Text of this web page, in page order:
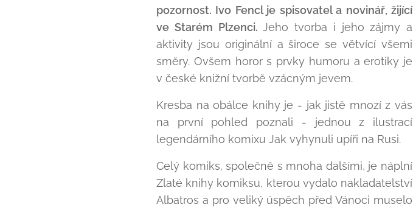
pozornost. Ivo Fencl je spisovatel a novinář, žijící
ve Starém Plzenci.Jeho tvorba i jeho zájmy a
aktivity jsou originální a široce se větvící všemi
směry. Ovšem horor s prvky humoru a erotiky je
v české knižní tvorbě vzácným jevem.
Kresba na obálce knihy je - jak jistě mnozí z vás
na první pohled poznali - jednou z ilustrací
legendárního komixu Jak vyhynuli upíři na Rusi.
Celý komiks, společně s mnoha dalšími, je náplní
Zlaté knihy komiksu, kterou vydalo nakladatelství
Albatros a pro veliký úspěch před Vánoci muselo